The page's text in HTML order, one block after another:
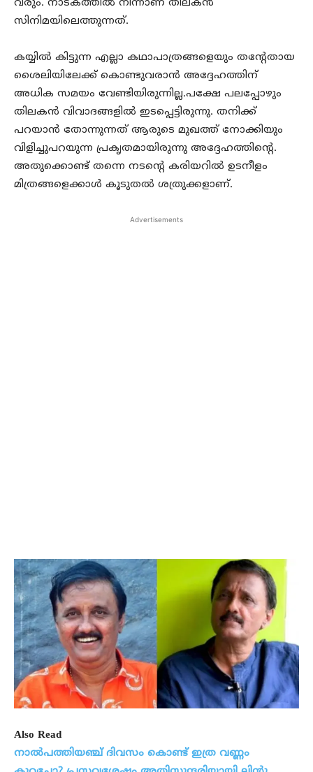
വരും. നാടകത്തിൽ നിന്നാണ് തിലകൻ
സിനിമയിലെത്തുന്നത്.
കയ്യിൽ കിട്ടുന്ന എല്ലാ കഥാപാത്രങ്ങളെയും തന്റേതായ
ശൈലിയിലേക്ക് കൊണ്ടുവരാൻ അദ്ദേഹത്തിന്
അധിക സമയം വേണ്ടിയിരുന്നില്ല.പക്ഷേ പലപ്പോഴും
തിലകൻ വിവാദങ്ങളിൽ ഇടപ്പെട്ടിരുന്നു. തനിക്ക്
പറയാൻ തോന്നുന്നത് ആരുടെ മുഖത്ത് നോക്കിയും
വിളിച്ചുപറയുന്ന പ്രകൃതമായിരുന്നു അദ്ദേഹത്തിന്റെ.
അതുക്കൊണ്ട് തന്നെ നടന്റെ കരിയറിൽ ഉടനീളം
മിത്രങ്ങളെക്കാൾ കൂടുതൽ ശത്രുക്കളാണ്.
Advertisements
Also Read
നാൽപത്തിയഞ്ച് ദിവസം കൊണ്ട് ഇത്ര വണ്ണം